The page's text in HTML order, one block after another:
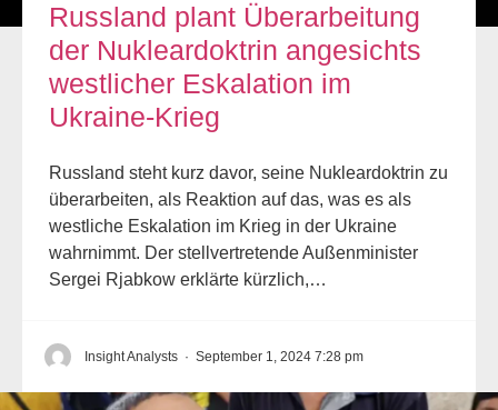
Russland plant Überarbeitung
der Nukleardoktrin angesichts
westlicher Eskalation im
Ukraine-Krieg
Russland steht kurz davor, seine Nukleardoktrin zu
überarbeiten, als Reaktion auf das, was es als
westliche Eskalation im Krieg in der Ukraine
wahrnimmt. Der stellvertretende Außenminister
Sergei Rjabkow erklärte kürzlich,…
Insight Analysts · September 1, 2024 7:28 pm